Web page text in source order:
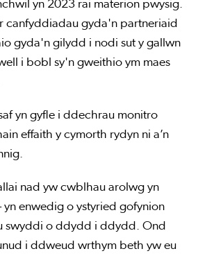
yn 2023 rai materion pwysig.
canfyddiadau gyda'n partneriaid
gyda'n gilydd i nodi sut y gallwn
i bobl sy'n gweithio ym maes
yn gyfle i ddechrau monitro
effaith y cymorth rydyn ni a’n
nad yw cwblhau arolwg yn
enwedig o ystyried gofynion
swyddi o ddydd i ddydd. Ond
i ddweud wrthym beth yw eu